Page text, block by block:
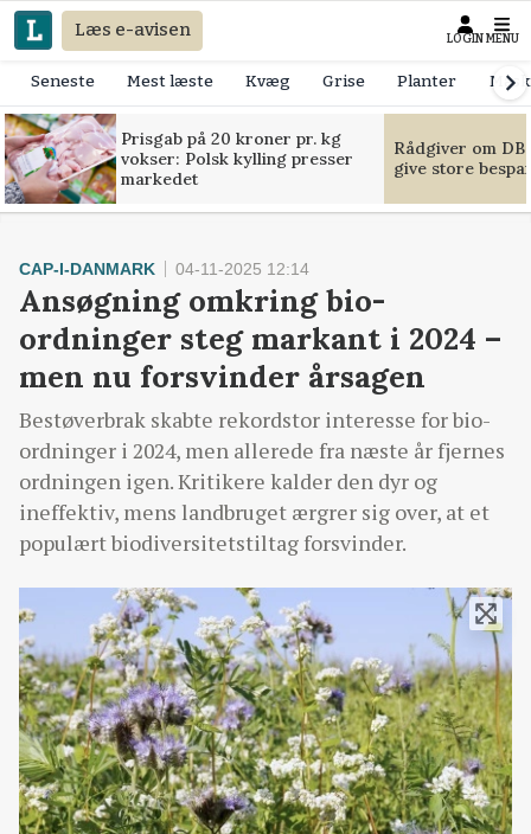
Læs e-avisen LOGIN MENU
Seneste Mest læste Kvæg Grise Planter
Prisgab på 20 kroner pr. kg
vokser: Polsk kylling presser
markedet
Rådgiver om
give store
CAP-I-DANMARK 04-11-2025 12:14
Ansøgning omkring bio-
ordninger steg markant i 2024 –
men nu forsvinder årsagen
Bestøverbrak skabte rekordstor interesse for bio-
ordninger i 2024, men allerede fra næste år fjernes
ordningen igen. Kritikere kalder den dyr og
ineffektiv, mens landbruget ærgrer sig over, at et
populært biodiversitetstiltag forsvinder.